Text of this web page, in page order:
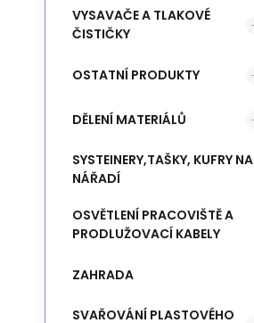
VYSAVAČE A TLAKOVÉ
ČISTIČKY
OSTATNÍ PRODUKTY
DĚLENÍ MATERIÁLŮ
SYSTEINERY,TAŠKY, KUFRY NA
NÁŘADÍ
OSVĚTLENÍ PRACOVIŠTĚ A
PRODLUŽOVACÍ KABELY
ZAHRADA
SVAŘOVÁNÍ PLASTOVÉHO